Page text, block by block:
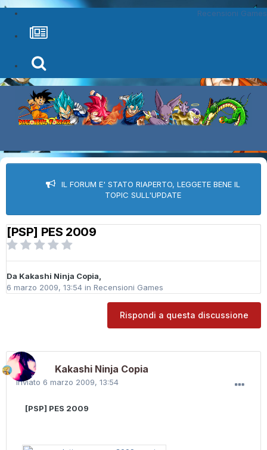
Recensioni Games
IL FORUM E' STATO RIAPERTO, LEGGETE BENE IL
TOPIC SULL'UPDATE
[PSP] PES 2009
Da Kakashi Ninja Copia,
6 marzo 2009, 13:54 in Recensioni Games
Rispondi a questa discussione
Kakashi Ninja Copia
Inviato 6 marzo 2009, 13:54
[PSP] PES 2009